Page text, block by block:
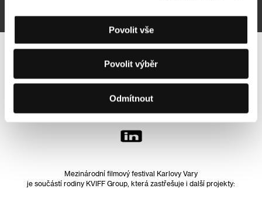
Povolit vše
Povolit výběr
Odmítnout
Sledujte nás na síti:
Mezinárodní filmový festival Karlovy Vary
je součástí rodiny KVIFF Group, která zastřešuje i další projekty: